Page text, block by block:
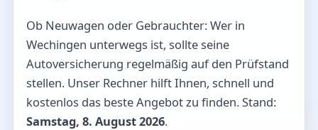
Ob Neuwagen oder Gebrauchter: Wer in
Wechingen unterwegs ist, sollte seine
Autoversicherung regelmäßig auf den Prüfstand
stellen. Unser Rechner hilft Ihnen, schnell und
kostenlos das beste Angebot zu finden. Stand:
Samstag, 8. August 2026.